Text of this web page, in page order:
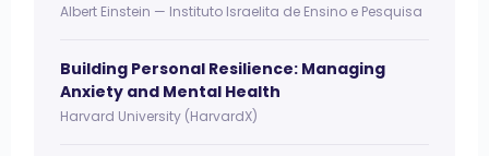
Albert Einstein — Instituto Israelita de Ensino e Pesquisa
Building Personal Resilience: Managing
Anxiety and Mental Health
Harvard University (HarvardX)